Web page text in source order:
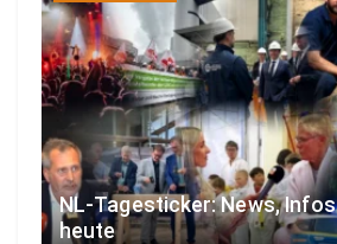
NL-Tagesticker: News,
heute